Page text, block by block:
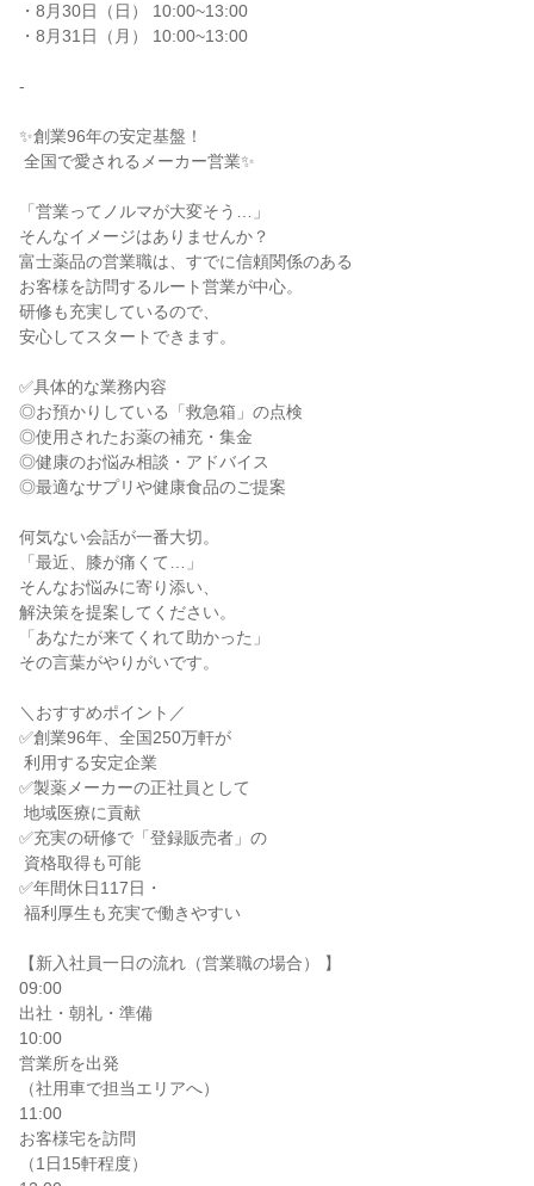
・8月30日（日） 10:00~13:00
・8月31日（月） 10:00~13:00
-
✨創業96年の安定基盤！
「営業ってノルマが大変そう…」
そんなイメージはありませんか？
富士薬品の営業職は、すでに信頼関係のある
お客様を訪問するルート営業が中心。
研修も充実しているので、
安心してスタートできます。
✅具体的な業務内容
◎お預かりしている「救急箱」の点検
◎使用されたお薬の補充・集金
◎健康のお悩み相談・アドバイス
◎最適なサプリや健康食品のご提案
何気ない会話が一番大切。
「最近、膝が痛くて…」
そんなお悩みに寄り添い、
解決策を提案してください。
「あなたが来てくれて助かった」
その言葉がやりがいです。
＼おすすめポイント／
✅創業96年、全国250万軒が
✅製薬メーカーの正社員として
✅充実の研修で「登録販売者」の
✅年間休日117日・
【新入社員一日の流れ（営業職の場合） 】
09:00
出社・朝礼・準備
10:00
営業所を出発
（社用車で担当エリアへ）
11:00
お客様宅を訪問
（1日15軒程度）